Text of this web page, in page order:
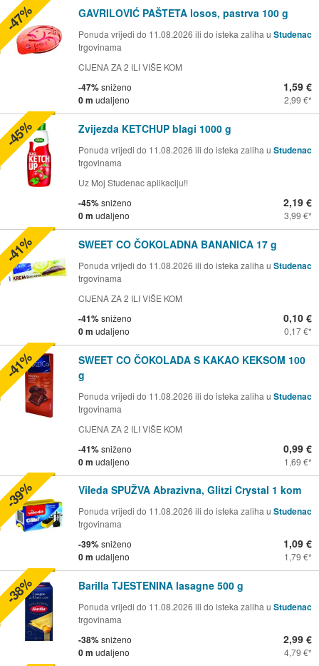
GAVRILOVIĆ PAŠTETA losos, pastrva 100 g
Ponuda vrijedi do 11.08.2026 ili do isteka zaliha u Studenac
trgovinama
CIJENA ZA 2 ILI VIŠE KOM
-47%sniženo
0 m udaljeno
1,59 €
2,99 €
-47%
Zvijezda KETCHUP blagi 1000 g
Ponuda vrijedi do 11.08.2026 ili do isteka zaliha u Studenac
trgovinama
Uz Moj Studenac aplikaciju!!
-45%sniženo
0 m udaljeno
2,19 €
3,99 €
-45%
SWEET CO ČOKOLADNA BANANICA 17 g
Ponuda vrijedi do 11.08.2026 ili do isteka zaliha u Studenac
trgovinama
CIJENA ZA 2 ILI VIŠE KOM
-41%sniženo
0 m udaljeno
0,10 €
0,17 €
-41%
SWEET CO ČOKOLADA S KAKAO KEKSOM 100
g
Ponuda vrijedi do 11.08.2026 ili do isteka zaliha u Studenac
trgovinama
CIJENA ZA 2 ILI VIŠE KOM
-41%sniženo
0 m udaljeno
0,99 €
1,69 €
-41%
Vileda SPUŽVA Abrazivna, Glitzi Crystal 1 kom
Ponuda vrijedi do 11.08.2026 ili do isteka zaliha u Studenac
trgovinama
-39%sniženo
0 m udaljeno
1,09 €
1,79 €
-39%
Barilla TJESTENINA lasagne 500 g
Ponuda vrijedi do 11.08.2026 ili do isteka zaliha u Studenac
trgovinama
-38%sniženo
0 m udaljeno
2,99 €
4,79 €
-38%